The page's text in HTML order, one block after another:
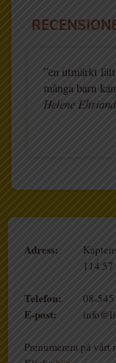
”en utmärkt
många barn
Helene
Adress:
114
Telefon: 08-
E-post:
Prenumerera på vårt